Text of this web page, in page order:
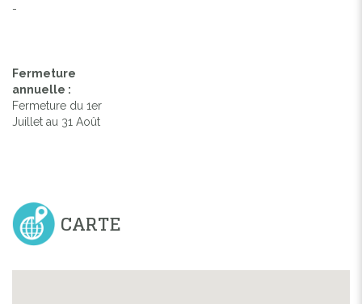
-
Fermeture
annuelle :
Fermeture du 1er
Juillet au 31 Août
CARTE